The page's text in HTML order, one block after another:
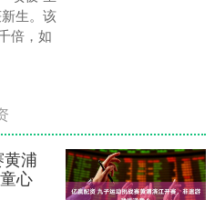
生。该
倍，如
浦
心